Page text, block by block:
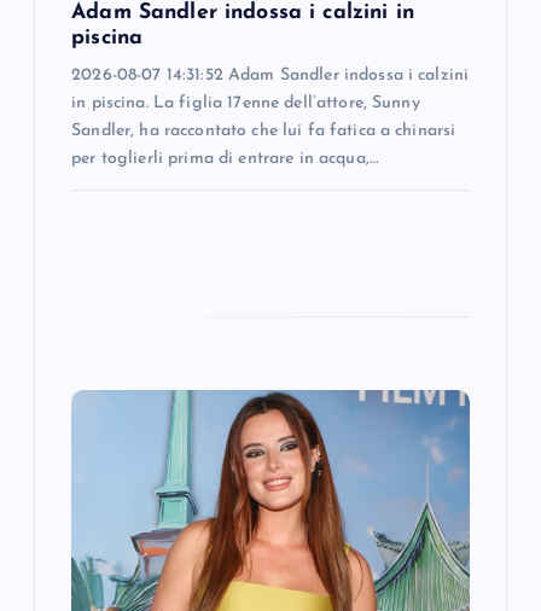
Adam Sandler indossa i calzini in
piscina
2026-08-07 14:31:52 Adam Sandler indossa i calzini
in piscina. La figlia 17enne dell’attore, Sunny
Sandler, ha raccontato che lui fa fatica a chinarsi
per toglierli prima di entrare in acqua,…